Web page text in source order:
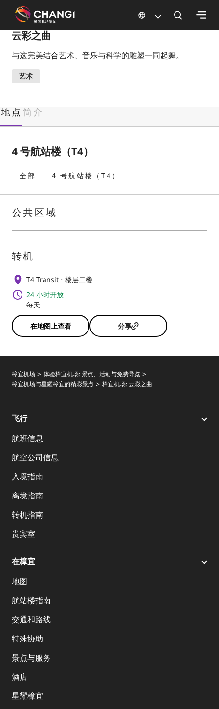
所
有
樟
网
站:
选
择
语
言:
云彩之曲
与这完美结合艺术、音乐与科学的雕塑一同起舞。
艺术
地点 简介
4 号航站楼（T4）
全部 4 号航站楼（T4）
公共区域
转机
T4 Transit
楼层二楼
24 小时开放
每天
在地图上查看 分享
樟宜机场
体验樟宜机场: 景点、活动与免费导览
樟宜机场与星耀樟宜的精彩景点
樟宜机场: 云彩之曲
飞行
航班信息
航空公司信息
入境指南
离境指南
转机指南
贵宾室
在樟宜
地图
航站楼指南
交通和路线
特殊协助
景点与服务
酒店
星耀樟宜